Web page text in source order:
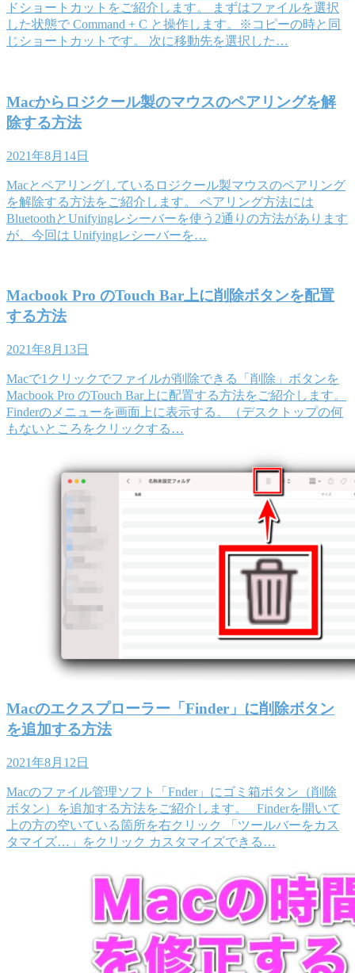
ドショートカットをご紹介します。 まずはファイルを選択
した状態で Command + C と操作します。※コピーの時と同
じショートカットです。 次に移動先を選択した…
Macからロジクール製のマウスのペアリングを解
除する方法
2021年8月14日
Macとペアリングしているロジクール製マウスのペアリング
を解除する方法をご紹介します。 ペアリング方法には
BluetoothとUnifyingレシーバーを使う2通りの方法があります
が、今回は Unifyingレシーバーを…
Macbook Pro のTouch Bar上に削除ボタンを配置
する方法
2021年8月13日
Macで1クリックでファイルが削除できる「削除」ボタンを
Macbook Pro のTouch Bar上に配置する方法をご紹介します。
Finderのメニューを画面上に表示する。（デスクトップの何
もないところをクリックする…
Macのエクスプローラー「Finder」に削除ボタン
を追加する方法
2021年8月12日
Macのファイル管理ソフト「Fnder」にゴミ箱ボタン（削除
ボタン）を追加する方法をご紹介します。 Finderを開いて
上の方の空いている箇所を右クリック 「ツールバーをカス
タマイズ…」をクリック カスタマイズできる…